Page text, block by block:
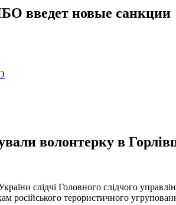
введет новые санкции
волонтерку в
слідчі Головного слідчого
російського терористичного